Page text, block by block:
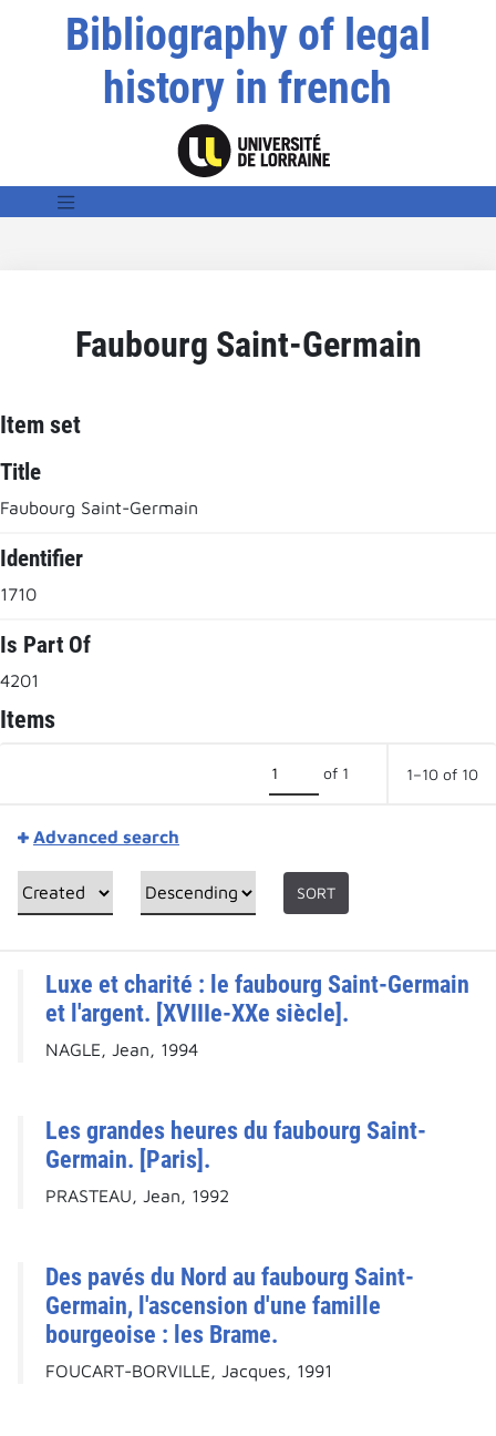
Bibliography of legal
history in french
Faubourg Saint-Germain
Item set
Title
Faubourg Saint-Germain
Identifier
1710
Is Part Of
4201
Items
of 1 1–10 of 10
Advanced search
SORT
Luxe et charité : le faubourg Saint-Germain
et l'argent. [XVIIIe-XXe siècle].
NAGLE, Jean, 1994
Les grandes heures du faubourg Saint-
Germain. [Paris].
PRASTEAU, Jean, 1992
Des pavés du Nord au faubourg Saint-
Germain, l'ascension d'une famille
bourgeoise : les Brame.
FOUCART-BORVILLE, Jacques, 1991